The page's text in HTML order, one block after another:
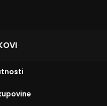
Bojan Djukic